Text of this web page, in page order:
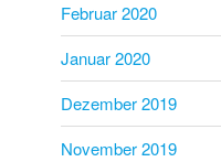
Februar 2020
Januar 2020
Dezember 2019
November 2019